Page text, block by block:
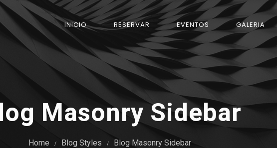
INICIO RESERVAR EVENTOS GALERIA
Masonry Sidebar
Home / Blog Styles / Blog Masonry Sidebar